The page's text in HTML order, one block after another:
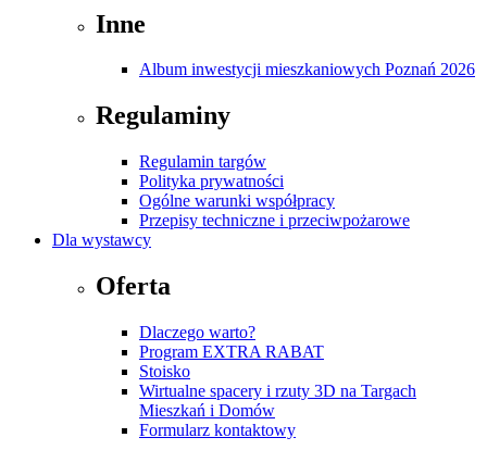
Inne
Album inwestycji mieszkaniowych Poznań 2026
Regulaminy
Regulamin targów
Polityka prywatności
Ogólne warunki współpracy
Przepisy techniczne i przeciwpożarowe
Dla wystawcy
Oferta
Dlaczego warto?
Program EXTRA RABAT
Stoisko
Wirtualne spacery i rzuty 3D na Targach
Mieszkań i Domów
Formularz kontaktowy